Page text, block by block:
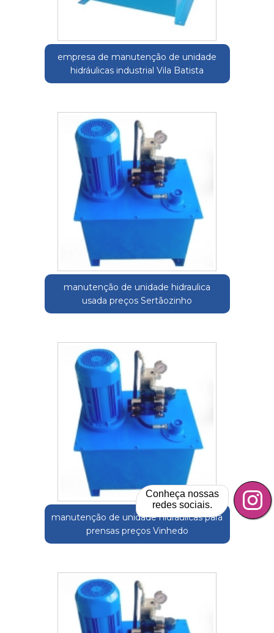
empresa de manutenção de unidade
hidráulicas industrial Vila Batista
manutenção de unidade hidraulica
usada preços Sertãozinho
manutenção de unidade hidráulicas para
prensas preços Vinhedo
Conheça nossas
redes sociais.